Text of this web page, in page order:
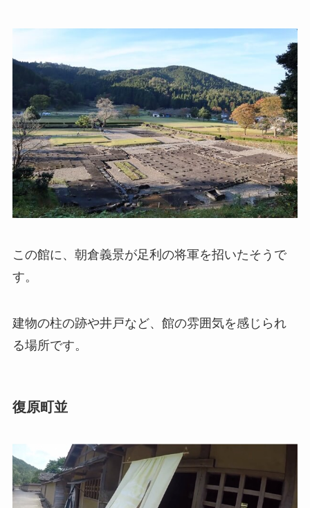
この館に、朝倉義景が足利の将軍を招いたそうで
す。
建物の柱の跡や井戸など、館の雰囲気を感じられ
る場所です。
復原町並